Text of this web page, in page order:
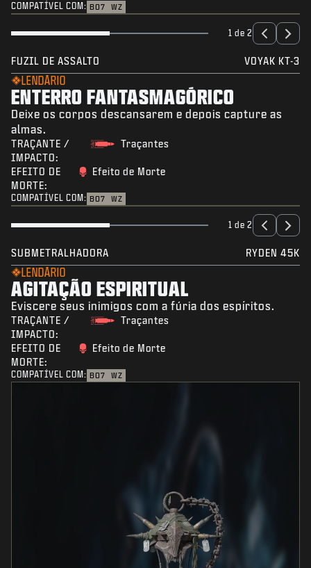
COMPATÍVEL COM: BO7 WZ
1 de 2
FUZIL DE ASSALTO VOYAK KT-3
LENDÁRIO
ENTERRO FANTASMAGÓRICO
Deixe os corpos descansarem e depois capture as
almas.
TRAÇANTE /
IMPACTO:
Traçantes
EFEITO DE
MORTE:
Efeito de Morte
COMPATÍVEL COM: BO7 WZ
1 de 2
SUBMETRALHADORA RYDEN 45K
LENDÁRIO
AGITAÇÃO ESPIRITUAL
Eviscere seus inimigos com a fúria dos espíritos.
TRAÇANTE /
IMPACTO:
Traçantes
EFEITO DE
MORTE:
Efeito de Morte
COMPATÍVEL COM: BO7 WZ